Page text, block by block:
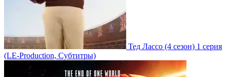
Тед Лассо (4 сезон) 1 серия
(LE-Production, Субтитры)